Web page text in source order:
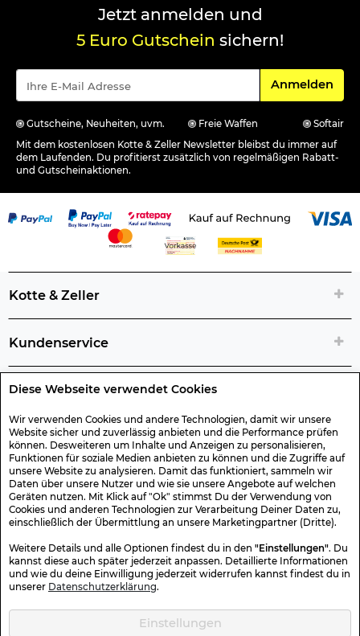
Diese Webseite verwendet Cookies
Wir verwenden Cookies und andere Technologien, damit wir unsere
Website sicher und zuverlässig anbieten und die Performance prüfen
können. Desweiteren um Inhalte und Anzeigen zu personalisieren,
Funktionen für soziale Medien anbieten zu können und die Zugriffe auf
unsere Website zu analysieren. Damit das funktioniert, sammeln wir
Daten über unsere Nutzer und wie sie unsere Angebote auf welchen
Geräten nutzen. Mit Klick auf "Ok" stimmst Du der Verwendung von
Cookies und anderen Technologien zur Verarbeitung Deiner Daten zu,
einschließlich der Übermittlung an unsere Marketingpartner (Dritte).
Weitere Details und alle Optionen findest du in den "Einstellungen". Du
kannst diese auch später jederzeit anpassen. Detaillierte Informationen
und wie du deine Einwilligung jederzeit widerrufen kannst findest du in
unserer Datenschutzerklärung.
Einstellungen
Jetzt anmelden und
5 Euro Gutschein sichern!
Für den
Anmelden
Gutscheine, Neuheiten, uvm. Freie Waffen
Softair
Mit dem kostenlosen Kotte & Zeller Newsletter bleibst du immer auf
dem Laufenden. Du profitierst zusätzlich von regelmäßigen Rabatt-
und Gutscheinaktionen.
Kotte & Zeller
Kundenservice
Rechtliche Artikelinfos
Geschenk-Gutscheine
Versand & Rücksendung
Sicher Einkaufen